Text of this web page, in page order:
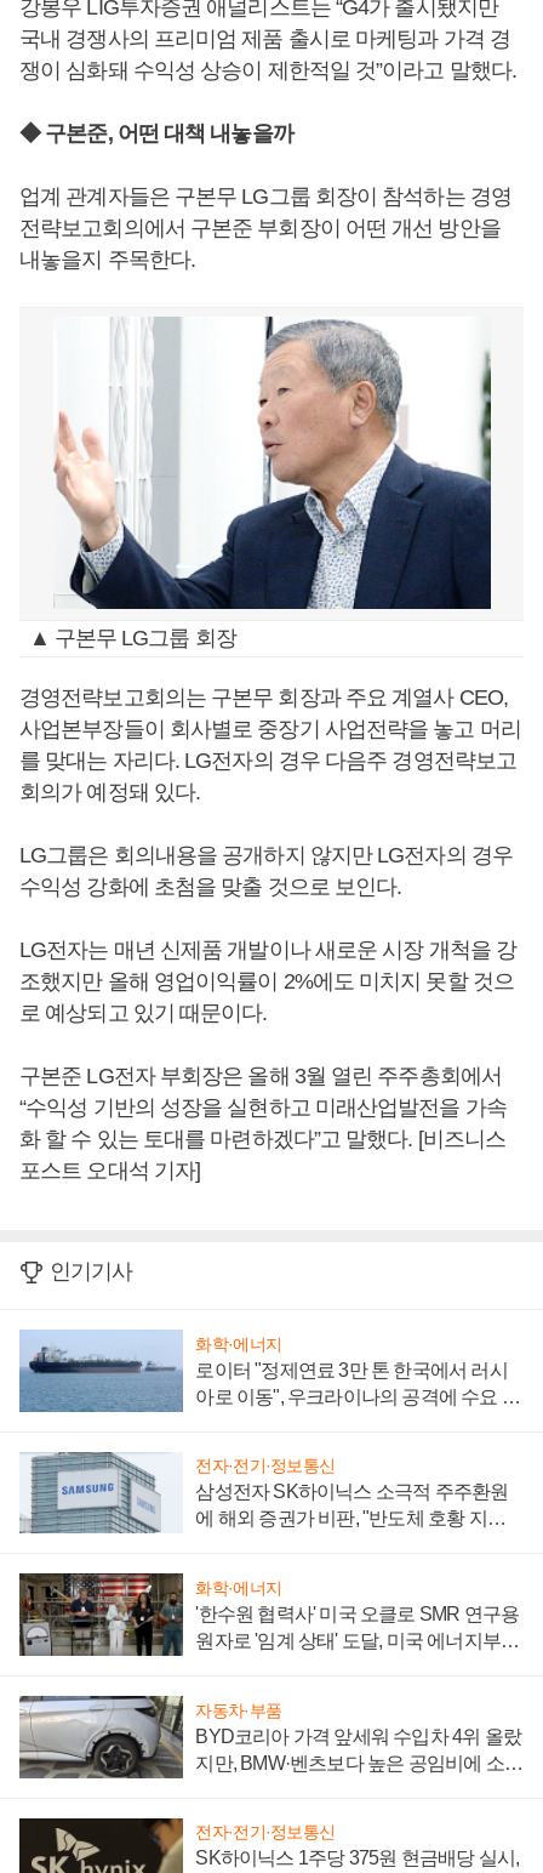
강봉우 LIG투자증권 애널리스트는 “G4가 출시됐지만
국내 경쟁사의 프리미엄 제품 출시로 마케팅과 가격 경
쟁이 심화돼 수익성 상승이 제한적일 것”이라고 말했다.
◆ 구본준, 어떤 대책 내놓을까
업계 관계자들은 구본무 LG그룹 회장이 참석하는 경영
전략보고회의에서 구본준 부회장이 어떤 개선 방안을
내놓을지 주목한다.
▲ 구본무 LG그룹 회장
경영전략보고회의는 구본무 회장과 주요 계열사 CEO,
사업본부장들이 회사별로 중장기 사업전략을 놓고 머리
를 맞대는 자리다. LG전자의 경우 다음주 경영전략보고
회의가 예정돼 있다.
LG그룹은 회의내용을 공개하지 않지만 LG전자의 경우
수익성 강화에 초첨을 맞출 것으로 보인다.
LG전자는 매년 신제품 개발이나 새로운 시장 개척을 강
조했지만 올해 영업이익률이 2%에도 미치지 못할 것으
로 예상되고 있기 때문이다.
구본준 LG전자 부회장은 올해 3월 열린 주주총회에서
“수익성 기반의 성장을 실현하고 미래산업발전을 가속
화 할 수 있는 토대를 마련하겠다”고 말했다. [비즈니스
포스트 오대석 기자]
인기기사
화학·에너지
로이터 "정제연료 3만 톤 한국에서 러시
아로 이동", 우크라이나의 공격에 수요 늘
전자·전기·정보통신
삼성전자 SK하이닉스 소극적 주주환원
에 해외 증권가 비판, "반도체 호황 지속
화학·에너지
'한수원 협력사' 미국 오클로 SMR 연구용
원자로 '임계 상태' 도달, 미국 에너지부
자동차·부품
BYD코리아 가격 앞세워 수입차 4위 올랐
지만, BMW·벤츠보다 높은 공임비에 소비
전자·전기·정보통신
SK하이닉스 1주당 375원 현금배당 실시,